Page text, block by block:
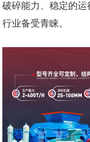
破碎能力、稳定的
行业备受青睐。